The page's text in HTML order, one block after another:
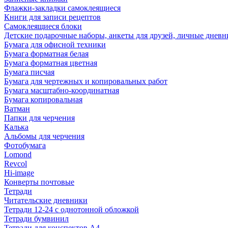
Флажки-закладки самоклеящиеся
Книги для записи рецептов
Самоклеящиеся блоки
Детские подарочные наборы, анкеты для друзей, личные
Бумага для офисной техники
Бумага форматная белая
Бумага форматная цветная
Бумага писчая
Бумага для чертежных и копировальных работ
Бумага масштабно-координатная
Бумага копировальная
Ватман
Папки для черчения
Калька
Альбомы для черчения
Фотобумага
Lomond
Revcol
Hi-image
Конверты почтовые
Тетради
Читательские дневники
Тетради 12-24 с однотонной обложкой
Тетради бумвинил